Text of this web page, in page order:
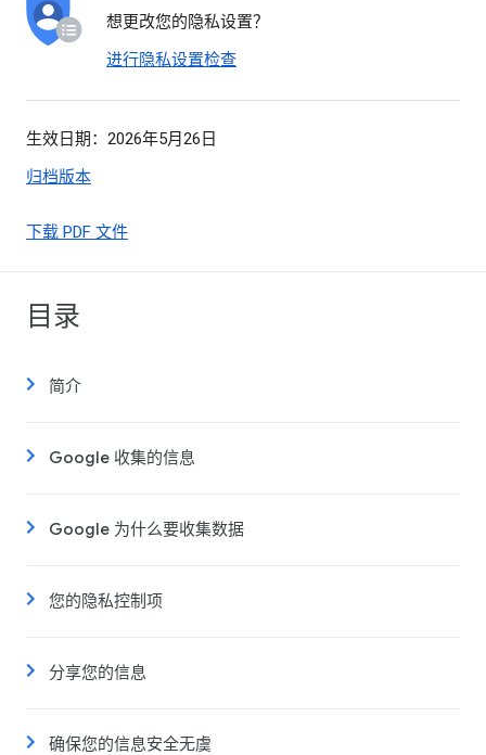
想更改您的隐私设置？
进行隐私设置检查
生效日期：2026年5月26日
归档版本
下载 PDF 文件
目录
简介
Google 收集的信息
Google 为什么要收集数据
您的隐私控制项
分享您的信息
确保您的信息安全无虞